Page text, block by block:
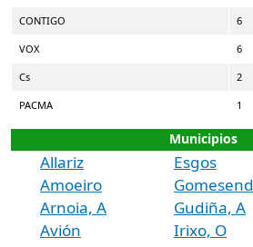
CONTIGO 6
VOX 6
Cs 2
PACMA 1
Municipios
Allariz
Amoeiro
Arnoia, A
Avión
Esgos
Gudiña, A
Irixo, O